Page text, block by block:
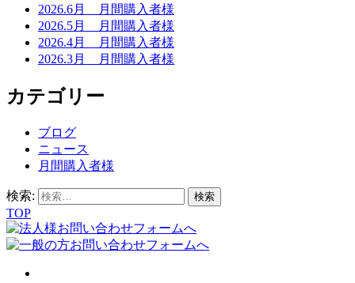
2026.6月 月間購入者様
2026.5月 月間購入者様
2026.4月 月間購入者様
2026.3月 月間購入者様
カテゴリー
ブログ
ニュース
月間購入者様
検索:
TOP